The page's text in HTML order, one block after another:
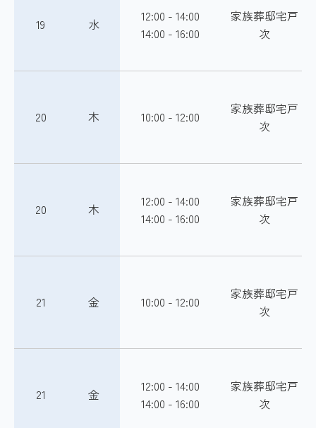
19 水
12:00 - 14:00
14:00 - 16:00
家族葬邸宅戸
次
20 木 10:00 - 12:00
家族葬邸宅戸
次
20 木
12:00 - 14:00
14:00 - 16:00
家族葬邸宅戸
次
21 金 10:00 - 12:00
家族葬邸宅戸
次
21 金
12:00 - 14:00
14:00 - 16:00
家族葬邸宅戸
次